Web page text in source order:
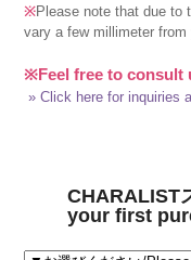
※Please note that due to
vary a few millimeter
※Feel free to consult
» Click here for inquiries
CHARALIST
your first